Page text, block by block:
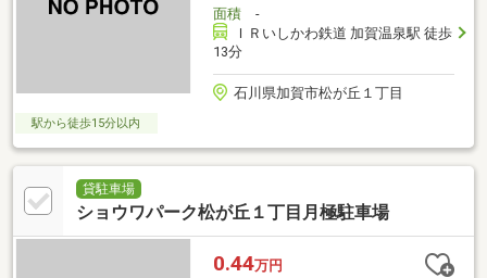
面積-
ＩＲいしかわ鉄道 加賀温泉駅 徒歩
13分
石川県加賀市松が丘１丁目
駅から徒歩15分以内
貸駐車場
ショウワパーク松が丘１丁目月極駐車場
0.44万円